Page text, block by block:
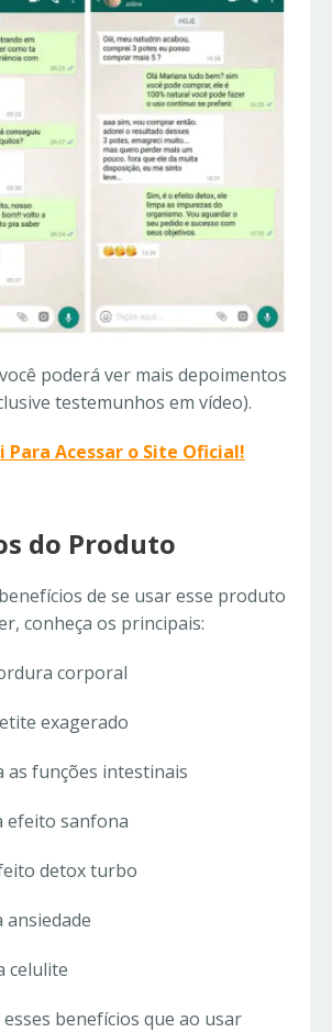
poderá ver mais depoimentos
testemunhos em vídeo).
Para Acessar o Site Oficial!
do Produto
de se usar esse produto
conheça os principais:
corporal
exagerado
as funções intestinais
efeito sanfona
detox turbo
celulite
benefícios que ao usar